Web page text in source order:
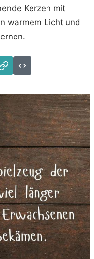
Kerzen mit
warmem Licht und
Link
Code